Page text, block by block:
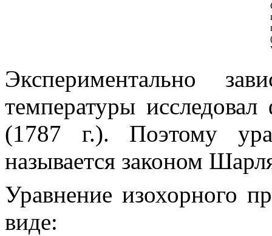
Экспериментально
температуры
(1787 г.). Поэтому
называется законом
Уравнение изохорного
виде: